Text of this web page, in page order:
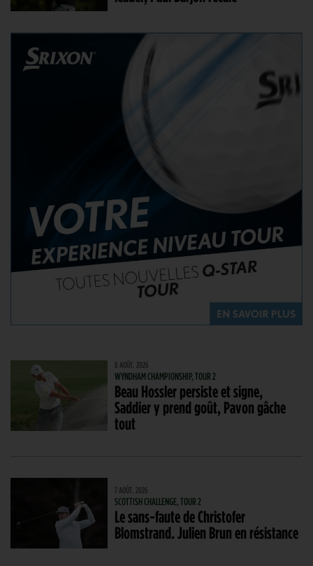
8 AOÛT. 2026
WYNDHAM CHAMPIONSHIP, TOUR 2
Beau Hossler persiste et signe,
Saddier y prend goût, Pavon gâche
tout
7 AOÛT. 2026
SCOTTISH CHALLENGE, TOUR 2
Le sans-faute de Christofer
Blomstrand. Julien Brun en résistance